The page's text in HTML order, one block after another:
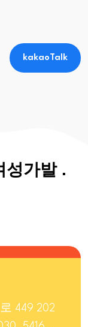
kakaoTalk
성가발 .
449 202